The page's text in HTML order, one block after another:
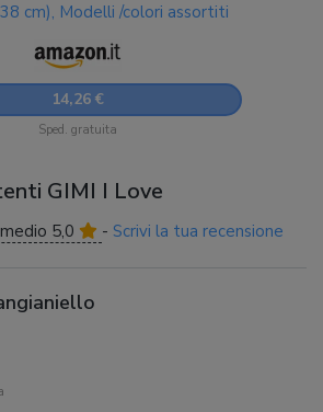
cm), Modelli /colori assortiti
14,26 €
Sped. gratuita
GIMI I Love
5,0 - Scrivi la tua recensione